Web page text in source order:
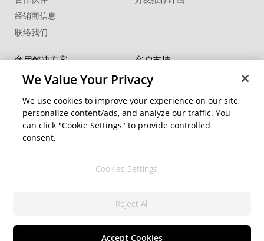
经销商信息
联络我们
商用解决方案
FaceMe SDK
客户支持
支持中心
教学中心
社交网络资源
We Value Your Privacy
We use cookies to improve your experience on our site,
personalize content/ads, and analyze our traffic. You
can click "Cookie Settings" to provide controlled
consent.
Cookies Settings
Reject All
Accept Cookies